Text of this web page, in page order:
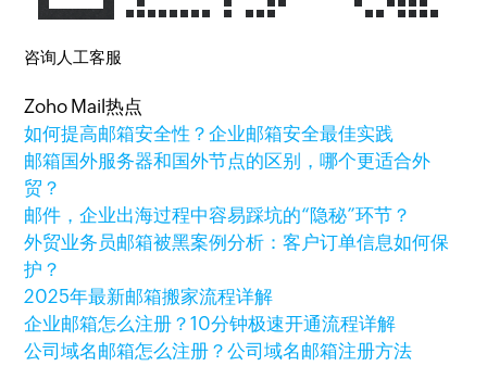
咨询人工客服
Zoho Mail热点
如何提高邮箱安全性？企业邮箱安全最佳实践
邮箱国外服务器和国外节点的区别，哪个更适合外
贸？
邮件，企业出海过程中容易踩坑的“隐秘”环节？
外贸业务员邮箱被黑案例分析：客户订单信息如何保
护？
2025年最新邮箱搬家流程详解
企业邮箱怎么注册？10分钟极速开通流程详解
公司域名邮箱怎么注册？公司域名邮箱注册方法